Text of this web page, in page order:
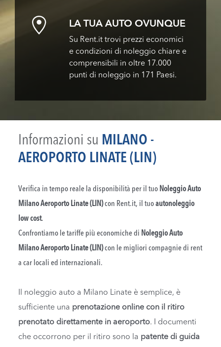
LA TUA AUTO OVUNQUE
Su Rent.it trovi prezzi economici
e condizioni di noleggio chiare e
comprensibili in oltre 17.000
punti di noleggio in 171 Paesi.
Informazioni su MILANO -
AEROPORTO LINATE (LIN)
Verifica in tempo reale la disponibilità per il tuo Noleggio Auto
Milano Aeroporto Linate (LIN)con Rent.it, il tuoautonoleggio
low cost.
Confrontiamo le tariffe più economiche di Noleggio Auto
Milano Aeroporto Linate (LIN)con le migliori compagnie di rent
a car locali ed internazionali.
Il noleggio auto a Milano Linate è semplice, è
sufficiente una prenotazione online con il ritiro
prenotato direttamente in aeroporto. I documenti
che occorrono per il ritiro sono la patente di guida